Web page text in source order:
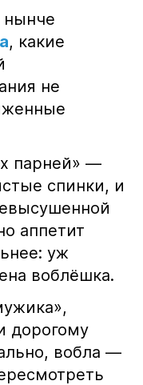
нынче
, какие
не
парней» —
спинки, и
аппетит
уж
воблёшка.
дорогому
вобла —